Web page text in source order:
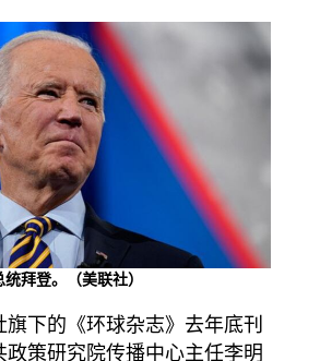
拜登。（美联社）
下的《环球杂志》去年底刊
策研究院传播中心主任李明